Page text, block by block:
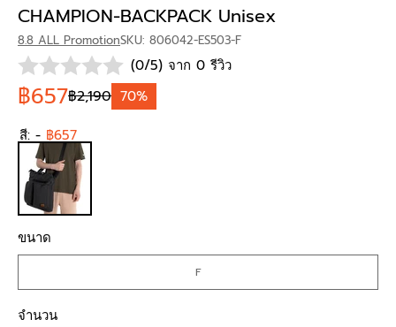
CHAMPION-BACKPACK Unisex
8.8 ALL PromotionSKU: 806042-ES503-F
(0/5) จาก 0 รีวิว
฿657฿2,190 70%
สี: - ฿657
ขนาด
F
จำนวน